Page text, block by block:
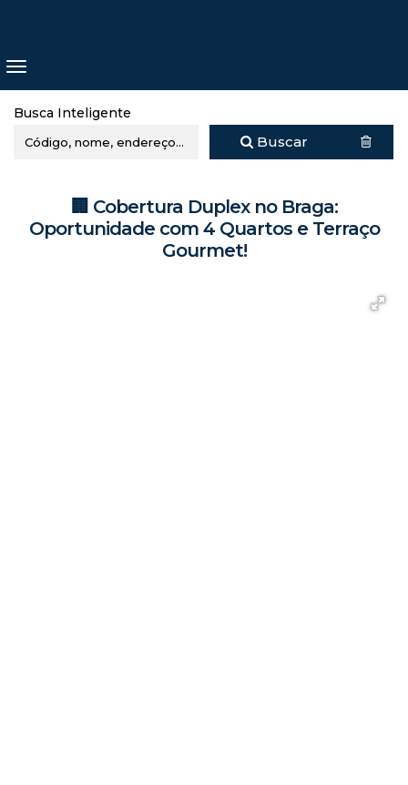
Busca Inteligente
Buscar
🏢 Cobertura Duplex no Braga:
Oportunidade com 4 Quartos e Terraço
Gourmet!